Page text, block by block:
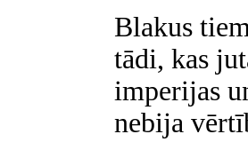
Blakus
tādi, kas
imperijas
nebija